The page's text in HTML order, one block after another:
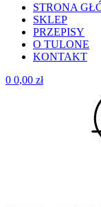
STRONA
SKLEP
PRZEPISY
O TULONE
KONTAKT
0 0,00 zł